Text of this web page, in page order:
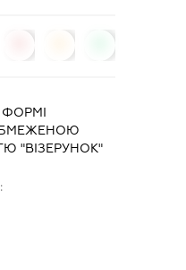
"ВІЗЕРУНОК"